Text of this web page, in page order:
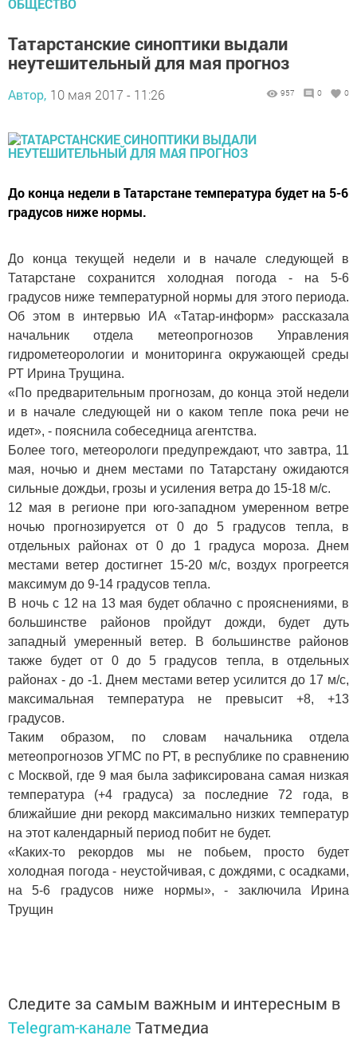
ОБЩЕСТВО
Татарстанские синоптики выдали
неутешительный для мая прогноз
Автор, 10 мая 2017 - 11:26 957 0 0
До конца недели в Татарстане температура будет на 5-6
градусов ниже нормы.
До конца текущей недели и в начале следующей в
Татарстане сохранится холодная погода - на 5-6
градусов ниже температурной нормы для этого периода.
Об этом в интервью ИА «Татар-информ» рассказала
начальник отдела метеопрогнозов Управления
гидрометеорологии и мониторинга окружающей среды
РТ Ирина Трущина.
«По предварительным прогнозам, до конца этой недели
и в начале следующей ни о каком тепле пока речи не
идет», - пояснила собеседница агентства.
Более того, метеорологи предупреждают, что завтра, 11
мая, ночью и днем местами по Татарстану ожидаются
сильные дождьи, грозы и усиления ветра до 15-18 м/с.
12 мая в регионе при юго-западном умеренном ветре
ночью прогнозируется от 0 до 5 градусов тепла, в
отдельных районах от 0 до 1 градуса мороза. Днем
местами ветер достигнет 15-20 м/с, воздух прогреется
максимум до 9-14 градусов тепла.
В ночь с 12 на 13 мая будет облачно с прояснениями, в
большинстве районов пройдут дожди, будет дуть
западный умеренный ветер. В большинстве районов
также будет от 0 до 5 градусов тепла, в отдельных
районах - до -1. Днем местами ветер усилится до 17 м/с,
максимальная температура не превысит +8, +13
градусов.
Таким образом, по словам начальника отдела
метеопрогнозов УГМС по РТ, в республике по сравнению
с Москвой, где 9 мая была зафиксирована самая низкая
температура (+4 градуса) за последние 72 года, в
ближайшие дни рекорд максимально низких температур
на этот календарный период побит не будет.
«Каких-то рекордов мы не побьем, просто будет
холодная погода - неустойчивая, с дождями, с осадками,
на 5-6 градусов ниже нормы», - заключила Ирина
Трущин
Следите за самым важным и интересным в
Telegram-канале Татмедиа